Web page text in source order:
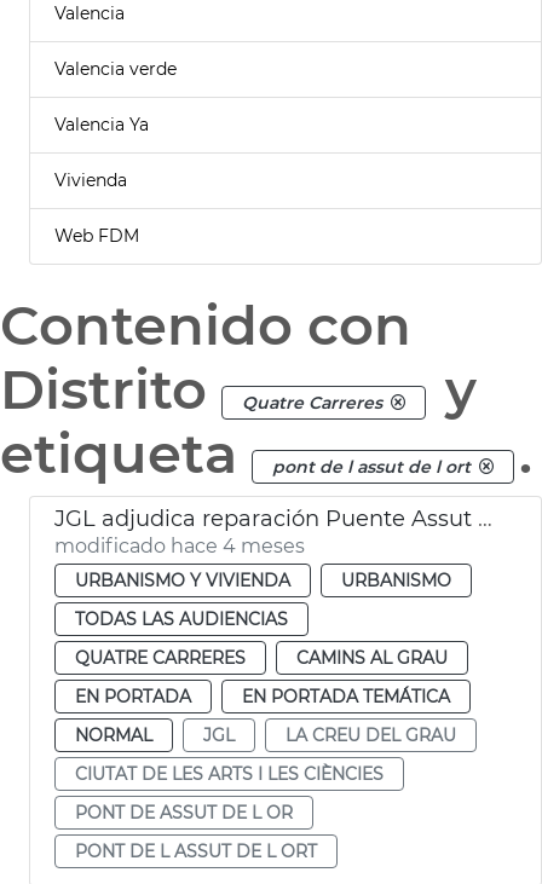
Valencia
Valencia verde
Valencia Ya
Vivienda
Web FDM
Contenido con
Distrito
Quatre Carreres
y
etiqueta
pont de l assut de l ort .
JGL adjudica reparación Puente Assut de l'Or València
modificado hace 4 meses
URBANISMO Y VIVIENDA
URBANISMO
TODAS LAS AUDIENCIAS
QUATRE CARRERES
CAMINS AL GRAU
EN PORTADA
EN PORTADA TEMÁTICA
NORMAL
JGL
LA CREU DEL GRAU
CIUTAT DE LES ARTS I LES CIÈNCIES
PONT DE ASSUT DE L OR
PONT DE L ASSUT DE L ORT